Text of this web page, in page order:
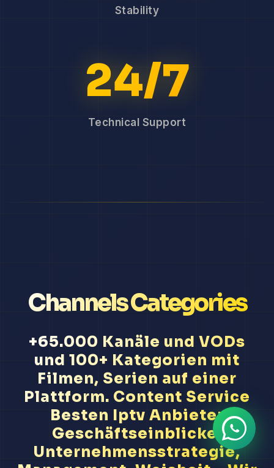
Stability
24/7
Technical Support
Channels Categories
+65.000 Kanäle und VODs
und 100+ Kategorien mit
Filmen, Serien auf einer
Plattform. Content Service
Besten Iptv Anbieter
Geschäftseinblicke,
Unternehmensstrategie,